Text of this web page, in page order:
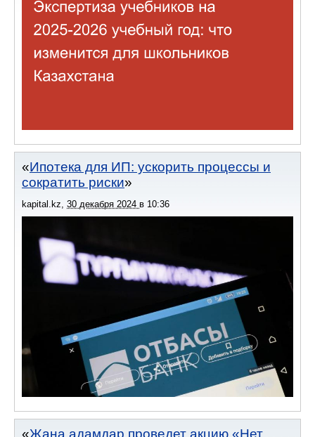
Ипотека для ИП: ускорить процессы и
сократить риски
kapital.kz, 30 декабря 2024 в 10:36